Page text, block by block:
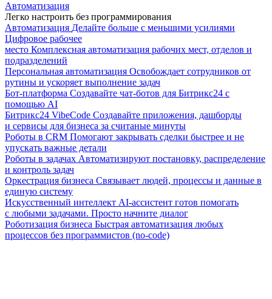
Автоматизация
Легко настроить без программирования
Автоматизация Делайте больше с меньшими усилиями
Цифровое рабочее
место Комплексная автоматизация рабочих мест, отделов и
подразделений
Персональная автоматизация Освобождает сотрудников от
рутины и ускоряет выполнение задач
Бот-платформа Создавайте чат-ботов для Битрикс24 с
помощью AI
Битрикс24 VibeCode Создавайте приложения, дашборды
и сервисы для бизнеса за считаные минуты
Роботы в CRM Помогают закрывать сделки быстрее и не
упускать важные детали
Роботы в задачах Автоматизируют постановку, распределение
и контроль задач
Оркестрация бизнеса Связывает людей, процессы и данные в
единую систему
Искусственный интеллект AI-ассистент готов помогать
с любыми задачами. Просто начните диалог
Роботизация бизнеса Быстрая автоматизация любых
процессов без программистов (no-code)